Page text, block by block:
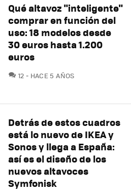
Qué altavoz "inteligente"
comprar en función del
uso: 18 modelos desde
30 euros hasta 1.200
euros
12 COMENTARIOS
HACE 5 AÑOS
Detrás de estos cuadros
está lo nuevo de IKEA y
Sonos y llega a España:
así es el diseño de los
nuevos altavoces
Symfonisk